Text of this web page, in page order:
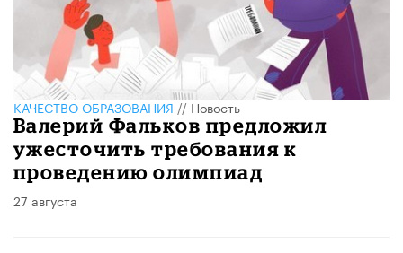
КАЧЕСТВО ОБРАЗОВАНИЯ//Новость
Валерий Фальков предложил
ужесточить требования к
проведению олимпиад
27 августа